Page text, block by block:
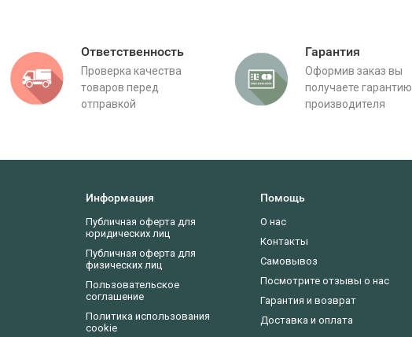
Ответственность
Проверка качества
товаров перед
отправкой
Гарантия
Оформив заказ вы
получаете гарантию
производителя
Информация
Публичная оферта для
юридических лиц
Публичная оферта для
физических лиц
Пользовательское
соглашение
Политика использования
cookie
Помощь
О нас
Контакты
Самовывоз
Посмотрите отзывы о нас
Гарантия и возврат
Доставка и оплата